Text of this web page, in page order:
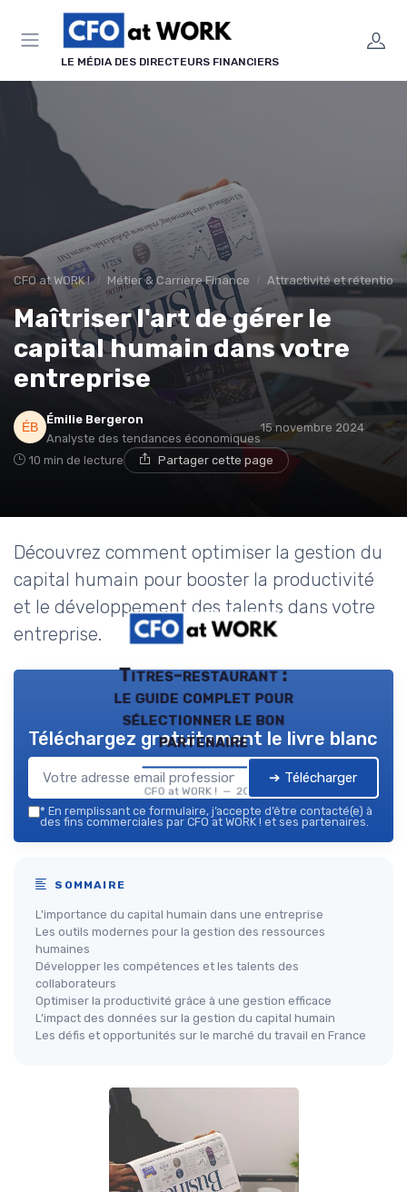
LE MÉDIA DES DIRECTEURS FINANCIERS
CFO at WORK ! Métier & Carrière Finance Attractivité et rétention
Maîtriser l'art de gérer le
capital humain dans votre
entreprise
Émilie Bergeron
Analyste des tendances économiques
15 novembre 2024
10 min de lecture Partager cette page
Découvrez comment optimiser la gestion du
capital humain pour booster la productivité
et le développement des talents dans votre
entreprise.
Titres-restaurant :
le guide complet pour
sélectionner le bon
partenaire
CFO at WORK ! — 2026
Téléchargez gratuitement le livre blanc
➔ Télécharger
* En remplissant ce formulaire, j’accepte d’être contacté(e) à
des fins commerciales par CFO at WORK ! et ses partenaires.
SOMMAIRE
L'importance du capital humain dans une entreprise
Les outils modernes pour la gestion des ressources
humaines
Développer les compétences et les talents des
collaborateurs
Optimiser la productivité grâce à une gestion efficace
L'impact des données sur la gestion du capital humain
Les défis et opportunités sur le marché du travail en France
Panneau de gestion des cookies